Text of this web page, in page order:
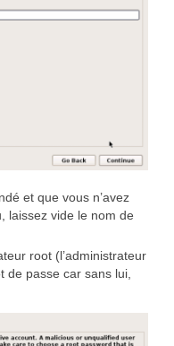
et que vous n’avez
laissez vide le nom de
root (l’administrateur
de passe car sans lui,